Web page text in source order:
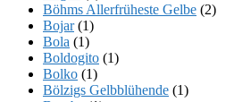
Böhms Allerfrüheste Gelbe (2)
Bojar(1)
Bola (1)
Boldogito (1)
Bolko (1)
Bölzigs Gelbblühende (1)